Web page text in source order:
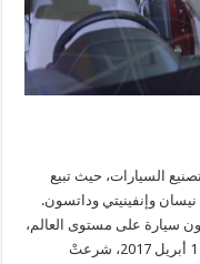
السيارات، حيث تبيع
هي نيسان وإنفينيتي وداتسون.
2017، باعتْ الشركة 5.77 مليون سيارة على مستوى العالم،
حيث ولّدتْ عائدات بلغت 11.9 تريليون ين. وفي 1 أبريل 2017، شرعتْ